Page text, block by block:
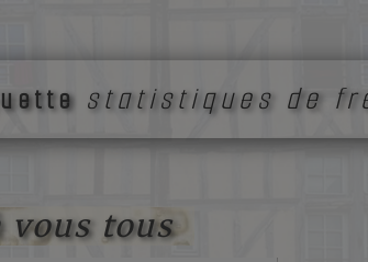
statistiques de
vous tous